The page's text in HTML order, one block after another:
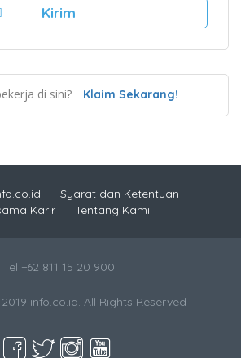
di sini? Klaim Sekarang!
Syarat dan Ketentuan
Karir
Tentang Kami
Tel +62 811 15 20 900
info.co.id. All Rights Reserved